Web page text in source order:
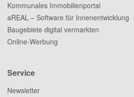
Kommunales Immobilienportal
aREAL – Software für Innenentwicklung
Baugebiete digital vermarkten
Online-Werbung
Service
Newsletter